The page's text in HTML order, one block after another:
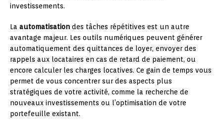
investissements.
La automatisation des tâches répétitives est un autre
avantage majeur. Les outils numériques peuvent générer
automatiquement des quittances de loyer, envoyer des
rappels aux locataires en cas de retard de paiement, ou
encore calculer les charges locatives. Ce gain de temps vous
permet de vous concentrer sur des aspects plus
stratégiques de votre activité, comme la recherche de
nouveaux investissements ou l’optimisation de votre
portefeuille existant.